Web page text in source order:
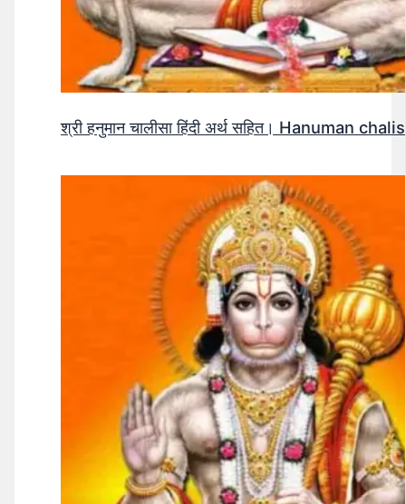
श्री हनुमान चालीसा हिंदी अर्थ सहित।